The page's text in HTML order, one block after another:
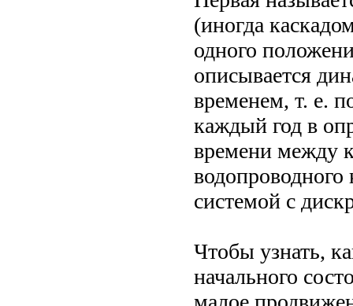
(иногда
одного
описывается
временем, т. е.
каждый год в
времени между
водопроводного
системой с
Чтобы узнать,
начального